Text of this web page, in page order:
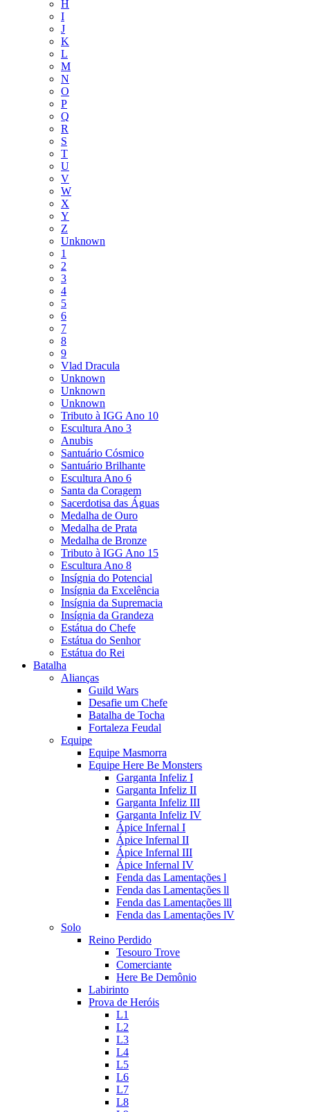
H
I
J
K
L
M
N
O
P
Q
R
S
T
U
V
W
X
Y
Z
Unknown
1
2
3
4
5
6
7
8
9
Vlad Dracula
Unknown
Unknown
Unknown
Tributo à IGG Ano 10
Escultura Ano 3
Anubis
Santuário Cósmico
Santuário Brilhante
Escultura Ano 6
Santa da Coragem
Sacerdotisa das Águas
Medalha de Ouro
Medalha de Prata
Medalha de Bronze
Tributo à IGG Ano 15
Escultura Ano 8
Insígnia do Potencial
Insígnia da Excelência
Insígnia da Supremacia
Insígnia da Grandeza
Estátua do Chefe
Estátua do Senhor
Estátua do Rei
Batalha
Alianças
Guild Wars
Desafie um Chefe
Batalha de Tocha
Fortaleza Feudal
Equipe
Equipe Masmorra
Equipe Here Be Monsters
Garganta Infeliz I
Garganta Infeliz II
Garganta Infeliz III
Garganta Infeliz IV
Ápice Infernal I
Ápice Infernal II
Ápice Infernal III
Ápice Infernal IV
Fenda das Lamentações l
Fenda das Lamentações ll
Fenda das Lamentações lll
Fenda das Lamentações lV
Solo
Reino Perdido
Tesouro Trove
Comerciante
Here Be Demônio
Labirinto
Prova de Heróis
L1
L2
L3
L4
L5
L6
L7
L8